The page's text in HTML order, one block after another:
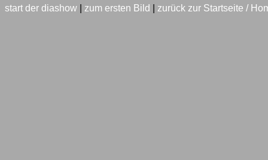
start der diashow
zum ersten Bild zurück zur Startseite /